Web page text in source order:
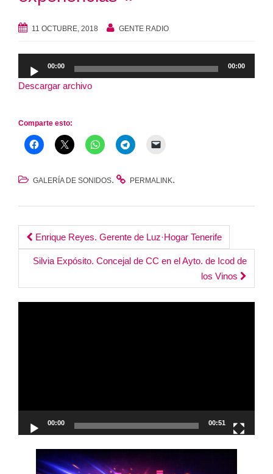
11 OCTUBRE, 2018 GENTE RADIO
de
audio
00:00 00:00
Descargar archivo
Comparte esto:
GALERÍA DE SONIDOS. PERMALINK.
Post
navigation
Enrique Reyes. Gerente de Luz·Hogar Tenerife
Silvia Expósito. Concejal de CC en el Ayto. de Icod de
los Vinos
00:00 00:51